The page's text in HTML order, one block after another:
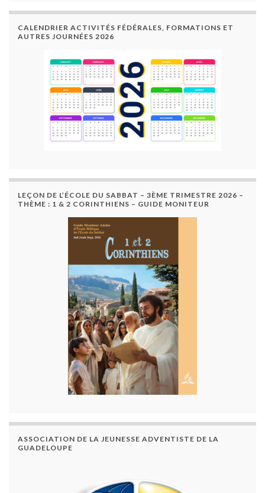
CALENDRIER ACTIVITÉS FÉDÉRALES, FORMATIONS ET
AUTRES JOURNÉES 2026
LEÇON DE L’ÉCOLE DU SABBAT – 3ÈME TRIMESTRE 2026 –
THÈME : 1 & 2 CORINTHIENS – GUIDE MONITEUR
ASSOCIATION DE LA JEUNESSE ADVENTISTE DE LA
GUADELOUPE